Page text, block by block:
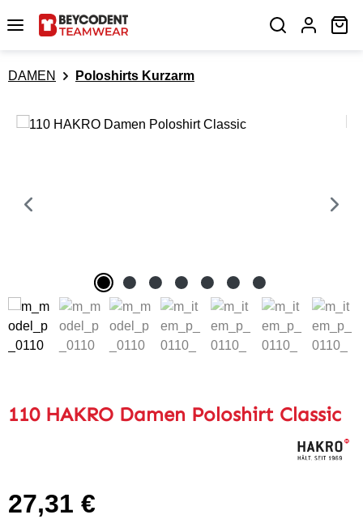
Zum Hauptinhalt springen
DAMEN Poloshirts Kurzarm
Bildergalerie überspringen
110 HAKRO Damen Poloshirt Classic
Regulärer Preis:
27,31 €